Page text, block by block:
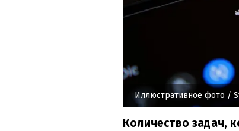
Иллюстративное фото /
Количество задач,